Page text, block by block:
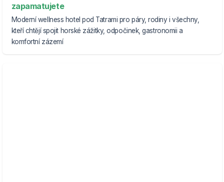
zapamatujete
Moderní wellness hotel pod Tatrami pro páry, rodiny i všechny,
kteří chtějí spojit horské zážitky, odpočinek, gastronomii a
komfortní zázemí